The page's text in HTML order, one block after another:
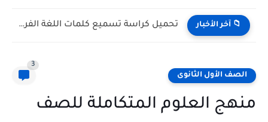
آخر الأخبار تحميل كتاب Merci لغة فرنسية للصف الأول الثانوى الترم الأول...
الأول الثانوى
العلوم المتكاملة للصف